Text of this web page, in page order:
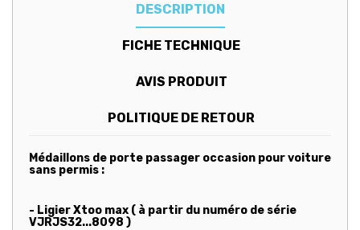
DESCRIPTION
FICHE TECHNIQUE
AVIS PRODUIT
POLITIQUE DE RETOUR
Médaillons de porte passager occasion pour voiture
sans permis :
- Ligier Xtoo max ( à partir du numéro de série
VJRJS32...8098 )